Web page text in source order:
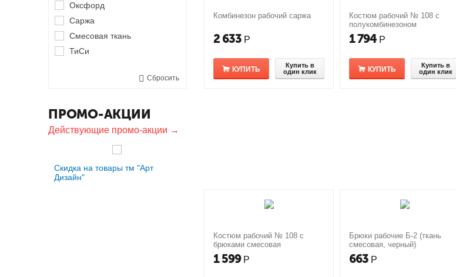
Комбинезон рабочий саржа
2 633 Р
КУПИТЬ
Купить в
один клик
Костюм рабочий № 108 с
полукомбинезоном
1 794 Р
КУПИТЬ
Купить в
один клик
Костюм рабочий № 108 с
брюками смесовая
1 599 Р
Брюки рабочие Б-2 (ткань
смесовая, черный)
663 Р
Оксфорд
Саржа
Смесовая ткань
ТиСи
Сбросить
ПРОМО-АКЦИИ
Действующие промо-акции →
Скидка на товары тм "Арт
Дизайн"